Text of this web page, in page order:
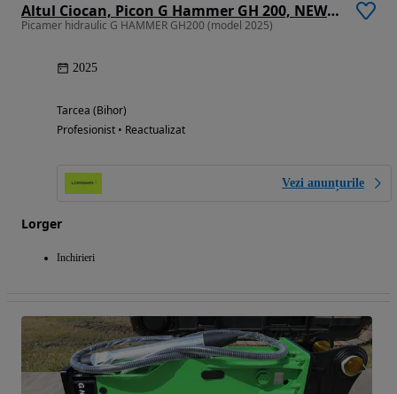
Altul Ciocan, Picon G Hammer GH 200, NEW Model 2025
Picamer hidraulic G HAMMER GH200 (model 2025)
2025
Tarcea (Bihor)
Profesionist • Reactualizat
Vezi anunțurile
Lorger
Inchirieri